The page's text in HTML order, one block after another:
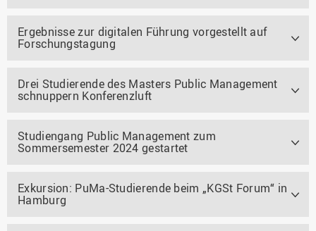
Ergebnisse zur digitalen Führung vorgestellt auf
Forschungstagung
Drei Studierende des Masters Public Management
schnuppern Konferenzluft
Studiengang Public Management zum
Sommersemester 2024 gestartet
Exkursion: PuMa-Studierende beim „KGSt Forum“ in
Hamburg